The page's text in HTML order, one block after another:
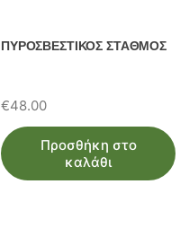
ΠΥΡΟΣΒΕΣΤΙΚΟΣ ΣΤΑΘΜΟΣ
€48.00
Προσθήκη στο
καλάθι